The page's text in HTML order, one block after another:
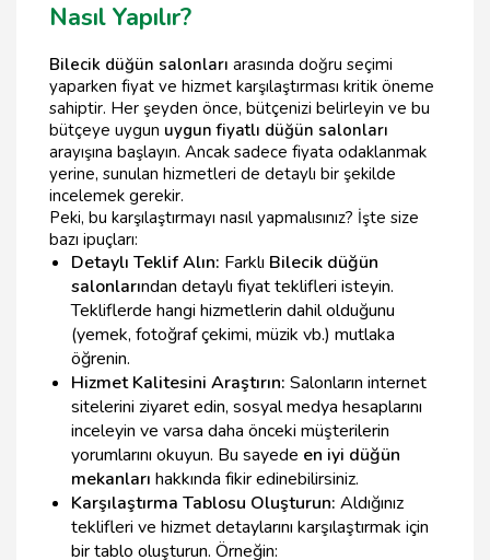
Nasıl Yapılır?
Bilecik düğün salonları arasında doğru seçimi
yaparken fiyat ve hizmet karşılaştırması kritik öneme
sahiptir. Her şeyden önce, bütçenizi belirleyin ve bu
bütçeye uygun uygun fiyatlı düğün salonları
arayışına başlayın. Ancak sadece fiyata odaklanmak
yerine, sunulan hizmetleri de detaylı bir şekilde
incelemek gerekir.
Peki, bu karşılaştırmayı nasıl yapmalısınız? İşte size
bazı ipuçları:
Detaylı Teklif Alın: Farklı Bilecik düğün
salonlarından detaylı fiyat teklifleri isteyin.
Tekliflerde hangi hizmetlerin dahil olduğunu
(yemek, fotoğraf çekimi, müzik vb.) mutlaka
öğrenin.
Hizmet Kalitesini Araştırın: Salonların internet
sitelerini ziyaret edin, sosyal medya hesaplarını
inceleyin ve varsa daha önceki müşterilerin
yorumlarını okuyun. Bu sayede en iyi düğün
mekanları hakkında fikir edinebilirsiniz.
Karşılaştırma Tablosu Oluşturun: Aldığınız
teklifleri ve hizmet detaylarını karşılaştırmak için
bir tablo oluşturun. Örneğin: